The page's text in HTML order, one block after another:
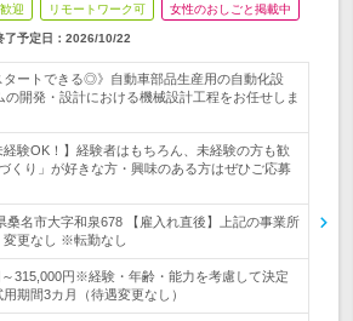
迎 リモートワーク可 女性のおしごと掲載中
了予定日： 2026/10/22
タートできる◎》自動車部品生産用の自動化設
の開発・設計における機械設計工程をお任せしま
経験OK！】経験者はもちろん、未経験の方も歓
くり」が好きな方・興味のある方はぜひご応募
桑名市大字和泉678 【雇入れ直後】上記の事業所
変更なし ※転勤なし
～315,000円※経験・年齢・能力を考慮して決定
期間3カ月（待遇変更なし）